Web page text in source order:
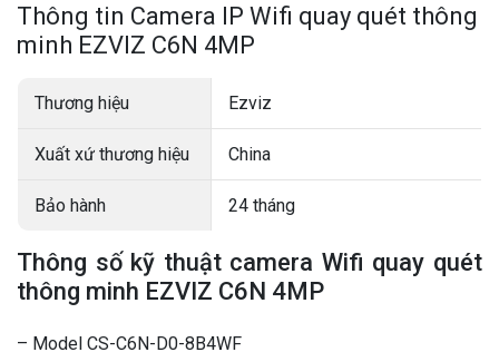
Thông tin Camera IP Wifi quay quét thông
minh EZVIZ C6N 4MP
Thương hiệu Ezviz
Xuất xứ thương hiệu China
Bảo hành 24 tháng
Thông số kỹ thuật camera Wifi quay quét
thông minh EZVIZ C6N 4MP
– Model CS-C6N-D0-8B4WF